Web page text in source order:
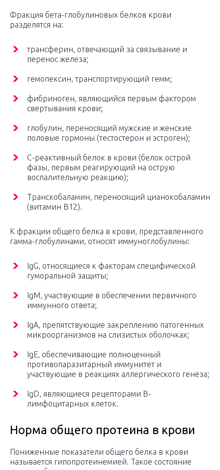
Фракция бета-глобулиновых белков крови
разделятся на:
трансферин, отвечающий за связывание и
перенос железа;
гемопексин, транспортирующий гемм;
фибриноген, являющийся первым фактором
свертывания крови;
глобулин, переносящий мужские и женские
половые гормоны (тестостерон и эстроген);
С-реактивный белок в крови (белок острой
фазы, первым реагирующий на острую
воспалительную реакцию);
Транскобаламин, переносящий цианокобаламин
(витамин В12).
К фракции общего белка в крови, представленного
гамма-глобулинами, относят иммуноглобулины:
IgG, относящиеся к факторам специфической
гуморальной защиты;
IgM, участвующие в обеспечении первичного
иммунного ответа;
IgA, препятствующие закреплению патогенных
микроорганизмов на слизистых оболочках;
IgE, обеспечивающие полноценный
противопаразитарный иммунитет и
участвующие в реакциях аллергического генеза;
IgD, являющиеся рецепторами В-
лимфоцитарных клеток.
Норма общего протеина в крови
Пониженные показатели общего белка в крови
называется гипопротеинемией. Такое состояние